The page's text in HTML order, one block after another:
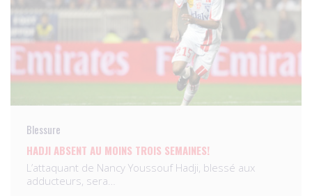
Blessure
HADJI ABSENT AU MOINS TROIS SEMAINES!
L’attaquant de Nancy Youssouf Hadji, blessé aux
adducteurs, sera…